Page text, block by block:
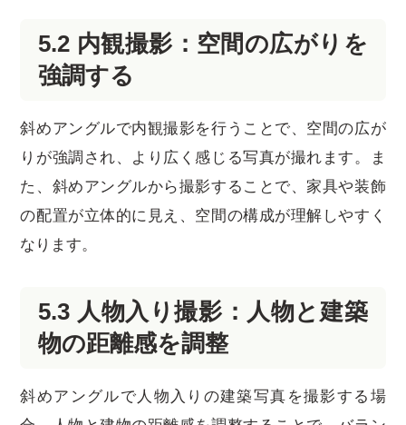
5.2 内観撮影：空間の広がりを
強調する
斜めアングルで内観撮影を行うことで、空間の広が
りが強調され、より広く感じる写真が撮れます。ま
た、斜めアングルから撮影することで、家具や装飾
の配置が立体的に見え、空間の構成が理解しやすく
なります。
5.3 人物入り撮影：人物と建築
物の距離感を調整
斜めアングルで人物入りの建築写真を撮影する場